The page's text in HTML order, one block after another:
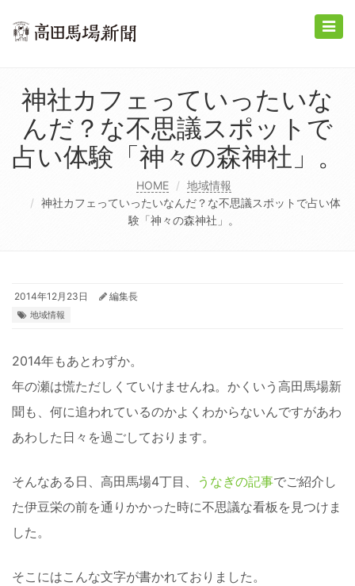
Toggle
神社カフェっていったいな
んだ？な不思議スポットで
占い体験「神々の森神社」。
HOME
地域情報
神社カフェっていったいなんだ？な不思議スポットで占い体
験「神々の森神社」。
2014年12月23日 編集長
地域情報
2014年もあとわずか。
年の瀬は慌ただしくていけませんね。かくいう高田馬場新
聞も、何に追われているのかよくわからないんですがあわ
あわした日々を過ごしております。
そんなある日、高田馬場4丁目、 うなぎの記事でご紹介し
た伊豆栄の前を通りかかった時に不思議な看板を見つけま
した。
そこにはこんな文字が書かれておりました。